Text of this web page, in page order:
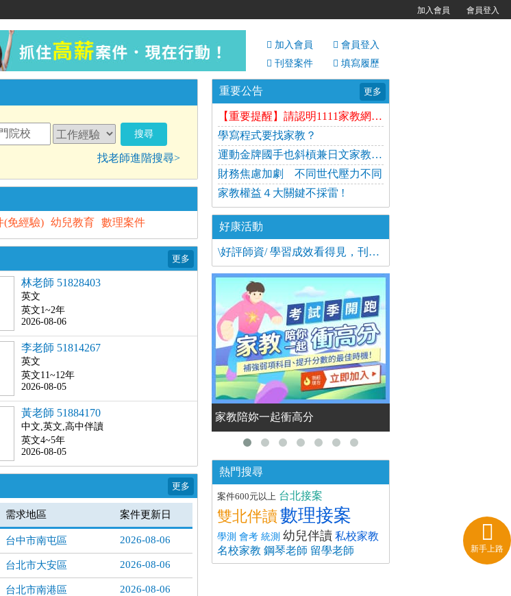
加入會員 會員登入
新手上路
刊登案件 填寫履歷
找老師進階搜尋>
(免經驗) 幼兒教育 數理案件
林老師 51828403
英文
英文1~2年
2026-08-06
李老師 51814267
英文
英文11~12年
2026-08-05
黃老師 51884170
中文,英文,高中伴讀
英文4~5年
2026-08-05
需求地區 案件更新日
台中市南屯區 2026-08-06
台北市大安區 2026-08-06
台北市南港區 2026-08-06
重要公告 更多
【重要提醒】請認明1111家教網官方履歷通知信
學寫程式要找家教？
運動金牌國手也斜槓兼日文家教 時薪高達1千5
財務焦慮加劇 不同世代壓力不同
家教權益４大關鍵不採雷 !
好康活動
\好評師資/ 學習成效看得見，刊登案件找到理想家教！
家教陪妳一起衝高分
熱門搜尋
案件600元以上 台北接案
雙北伴讀數理接案
學測 會考 統測 幼兒伴讀 私校家教
名校家教 鋼琴老師 留學老師
加入會員 會員登入